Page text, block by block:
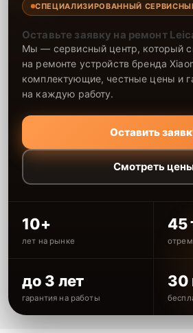
СПЕЦИАЛИЗИРОВАННЫЙ
Оставьте заявку на ремонт
Мы — сервисный центр, который
на ремонте устройств бренда
комплектующие, честные цены и
на каждую работу.
Оставить
Смотреть
10+
лет на рынке
45
до 3 лет
гарантия на работы
30